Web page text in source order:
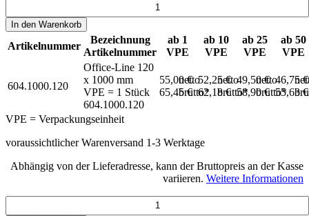
In den Warenkorb
Artikelnummer
Bezeichnung
Artikelnummer
ab 1
VPE
ab 10
VPE
ab 25
VPE
ab 50
VPE
604.1000.120
Office-Line 120
x 1000 mm
VPE = 1 Stück
604.1000.120
55,00 €
netto
65,45 €
brutto*
52,25 €
netto
62,18 €brutto*
49,50 €
netto
58,90 €
brutto*
46,75
55,63
VPE = Verpackungseinheit
voraussichtlicher Warenversand 1-3 Werktage
Abhängig von der Lieferadresse, kann der Bruttopreis an der Kasse
variieren. Weitere Informationen